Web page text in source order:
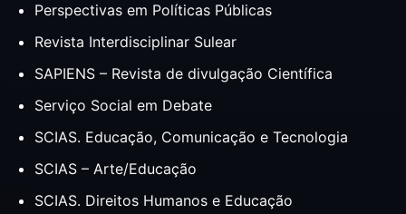
Perspectivas em Políticas Públicas
Revista Interdisciplinar Sulear
SAPIENS – Revista de divulgação Científica
Serviço Social em Debate
SCIAS. Educação, Comunicação e Tecnologia
SCIAS – Arte/Educação
SCIAS. Direitos Humanos e Educação